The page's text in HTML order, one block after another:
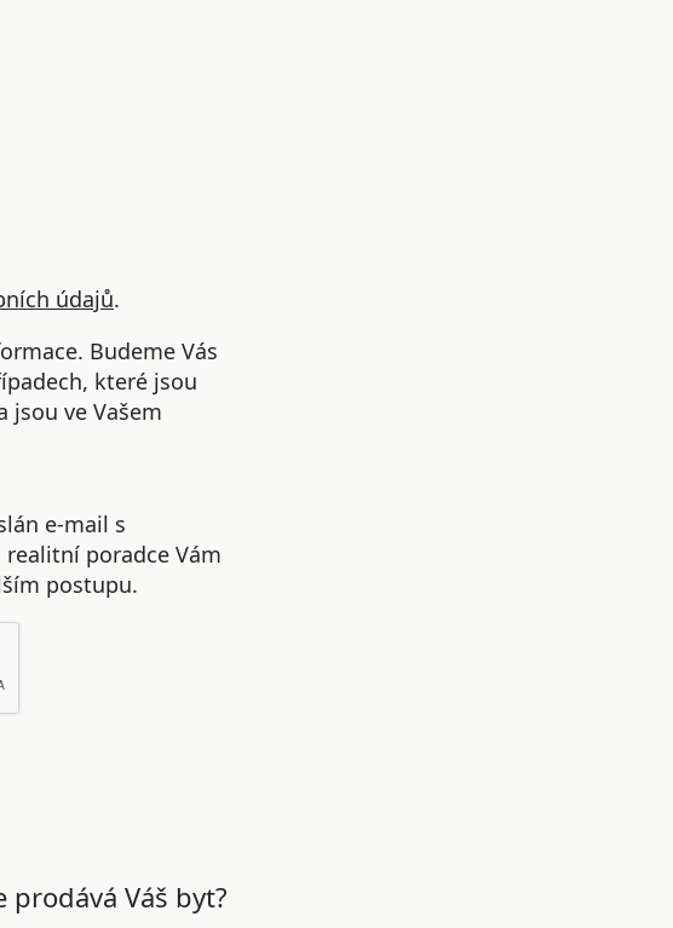
údajů.
Budeme Vás
které jsou
jsou ve Vašem
e-mail s
poradce Vám
postupu.
prodává Váš byt?